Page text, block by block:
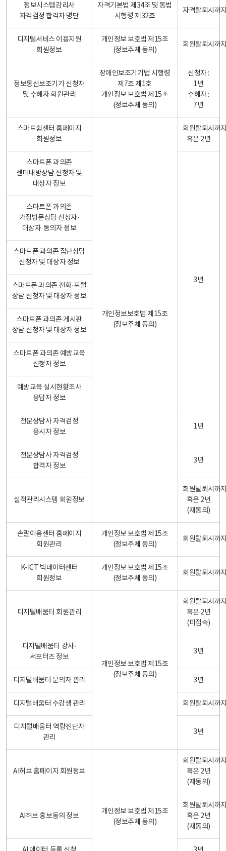
정보시스템감리사
자격검정 합격자 명단
자격기본법 제34조 및 동법
시행령 제32조
자격탈퇴시까
디지털서비스 이용지원
회원정보
개인정보 보호법 제15조
(정보주체 동의)
회원탈퇴시까
정보통신보조기기 신청자
및 수혜자 회원관리
장애인보조기기법 시행령
제7조 제1호
개인정보 보호법 제15조
(정보주체 동의)
신청자 :
1년
수혜자 :
7년
스마트쉼센터 홈페이지
회원정보
개인정보보호법 제15조
(정보주체 동의)
회원탈퇴시까
혹은 2년
스마트폰 과의존
센터내방상담 신청자 및
대상자 정보
3년
스마트폰 과의존
가정방문상담 신청자·
대상자·동의자 정보
스마트폰 과의존 집단상담
신청자 및 대상자 정보
스마트폰 과의존 전화·포털
상담 신청자 및 대상자 정보
스마트폰 과의존 게시판
상담 신청자 및 대상자 정보
스마트폰 과의존 예방교육
신청자 정보
예방교육 실시현황조사
응답자 정보
전문상담사 자격검정
응시자 정보
1년
전문상담사 자격검정
합격자 정보
3년
실적관리시스템 회원정보
회원탈퇴시까
혹은 2년
(재동의)
손말이음센터 홈페이지
회원관리
개인정보 보호법 제15조
(정보주체 동의)
회원탈퇴시까
K-ICT 빅데이터센터
회원정보
개인정보 보호법 제15조
(정보주체 동의)
회원탈퇴시까
디지털배움터 회원관리
개인정보 보호법 제15조
(정보주체 동의)
회원탈퇴시까
혹은 2년
(미접속)
디지털배움터 강사·
서포터즈 정보
3년
디지털배움터 문의자 관리 3년
디지털배움터 수강생 관리 회원탈퇴시까
디지털배움터 역량진단자
관리
3년
AI허브 홈페이지 회원정보
개인정보 보호법 제15조
(정보주체 동의)
회원탈퇴시까
혹은 2년
(재동의)
AI허브 홍보동의 정보
회원탈퇴시까
혹은 2년
(재동의)